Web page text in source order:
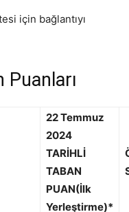
için bağlantıyı
Puanları
22 Temmuz
2024
TARİHLİ
TABAN
PUAN(İlk
Yerleştirme)*